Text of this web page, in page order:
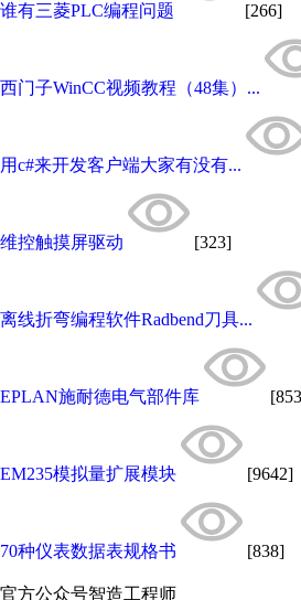
谁有三菱PLC编程问题 [266]
西门子WinCC视频教程（48集）...
用c#来开发客户端大家有没有...
维控触摸屏驱动 [323]
离线折弯编程软件Radbend刀具...
EPLAN施耐德电气部件库
EM235模拟量扩展模块 [9642]
70种仪表数据表规格书 [838]
官方公众号智造工程师